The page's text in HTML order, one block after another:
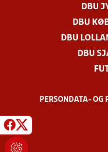
DBU
DBU
DBU
DBU
PERSONDATA- OG